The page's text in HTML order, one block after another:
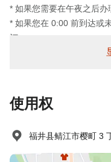
* 如果您需要在午夜之后办
* 如果您在 0:00 前到达或
订。
未提前取消/未入住：收取
使用权
福井县鲭江市樱町 3